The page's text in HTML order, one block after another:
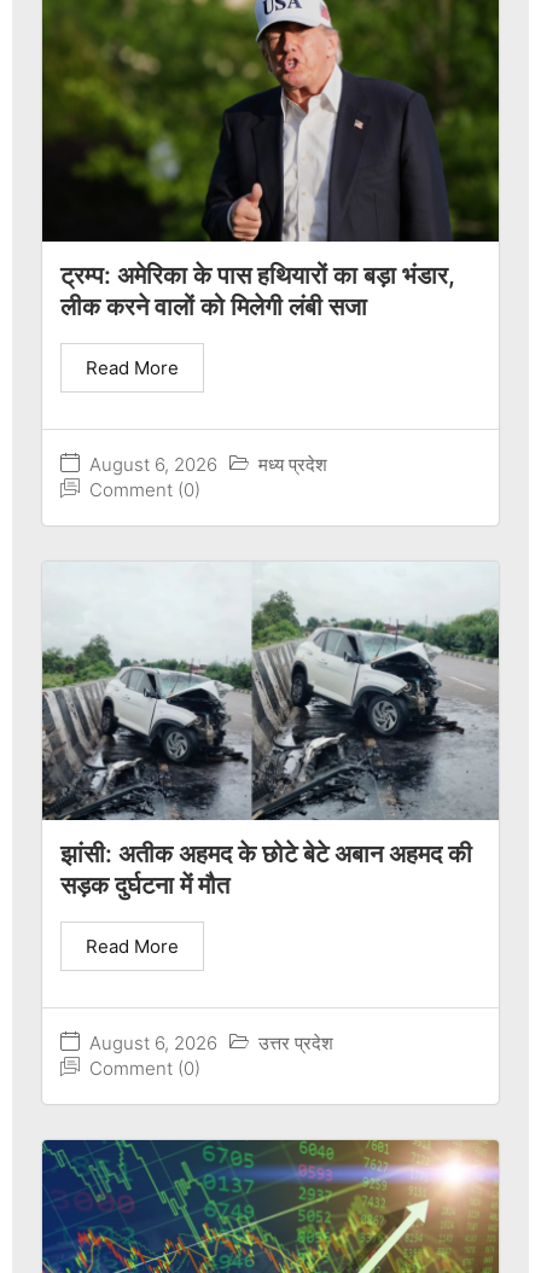
ट्रम्प: अमेरिका के पास हथियारों का बड़ा भंडार,
लीक करने वालों को मिलेगी लंबी सजा
August 6, 2026
मध्य प्रदेश
Comment (0)
Read More
झांसी: अतीक अहमद के छोटे बेटे अबान अहमद की
सड़क दुर्घटना में मौत
August 6, 2026
उत्तर प्रदेश
Comment (0)
Read More